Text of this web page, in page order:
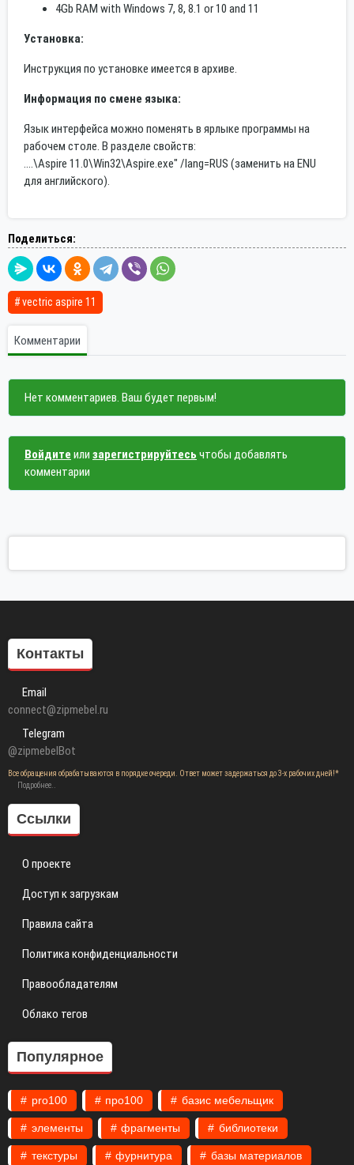
4Gb RAM with Windows 7, 8, 8.1 or 10 and 11
Установка:
Инструкция по установке имеется в архиве.
Информация по смене языка:
Язык интерфейса можно поменять в ярлыке программы на
рабочем столе. В разделе свойств:
....\Aspire 11.0\Win32\Aspire.exe" /lang=RUS (заменить на ENU
для английского).
Поделиться:
vectric aspire 11
Комментарии
Нет комментариев. Ваш будет первым!
Войдите или зарегистрируйтесь чтобы добавлять
комментарии
Контакты
Email
connect@zipmebel.ru
Telegram
@zipmebelBot
Все обращения обрабатываются в порядке очереди. Ответ может задержаться до 3-х рабочих дней!*
Подробнее..
Ссылки
О проекте
Доступ к загрузкам
Правила сайта
Политика конфиденциальности
Правообладателям
Облако тегов
Популярное
pro100 про100 базис мебельщик
элементы фрагменты библиотеки
текстуры фурнитура базы материалов